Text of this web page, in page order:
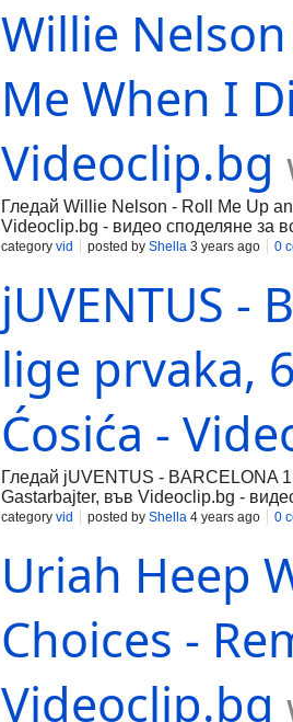
Willie
Me When I
Videoclip.bg
Гледай Willie Nelson - Roll Me Up
Videoclip.bg - видео споделяне за
category vid posted by Shella 3 years ago 0
jUVENTUS -
lige prvaka,
Ćosića -
Гледай jUVENTUS - BARCELONA
Gastarbajter, във Videoclip.bg -
category vid posted by Shella 4 years ago 0
Uriah Heep
Choices -
Videoclip.bg